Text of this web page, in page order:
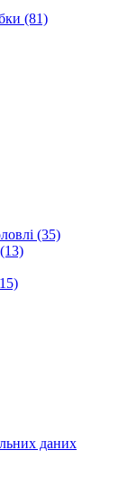
(81)
(35)
даних